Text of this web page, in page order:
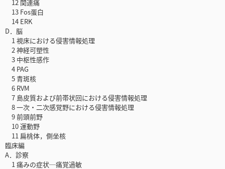
12 関連痛
13 Fos蛋白
14 ERK
D．脳
1 視床における侵害情報処理
2 神経可塑性
3 中枢性感作
4 PAG
5 青斑核
6 RVM
7 島皮質および前帯状回における侵害情報処理
8 一次・二次感覚野における侵害情報処理
9 前頭前野
10 運動野
11 扁桃体，側坐核
臨床編
A．診察
1 痛みの症状─痛覚過敏